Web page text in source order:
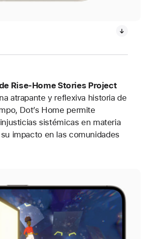
Rise-Home Stories Project
atrapante y reflexiva historia de
Dot’s Home permite
sistémicas en materia
impacto en las comunidades